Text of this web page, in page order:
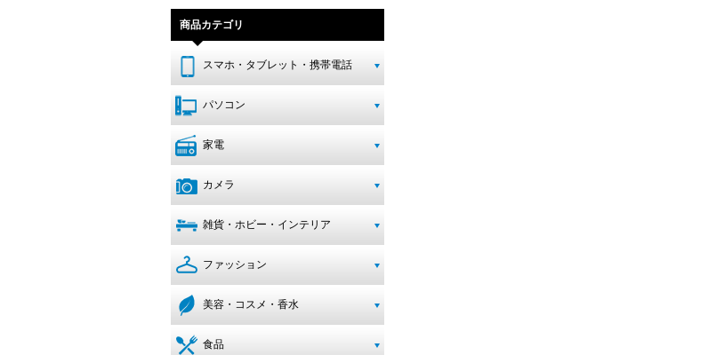
商品カテゴリ
スマホ・タブレット・携帯電話
パソコン
家電
カメラ
雑貨・ホビー・インテリア
ファッション
美容・コスメ・香水
食品